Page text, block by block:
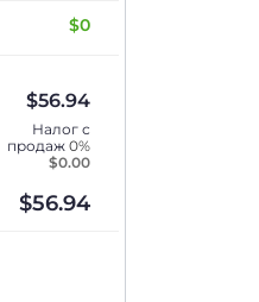
$0
$56.94
Налог с
продаж 0%
$0.00
$56.94